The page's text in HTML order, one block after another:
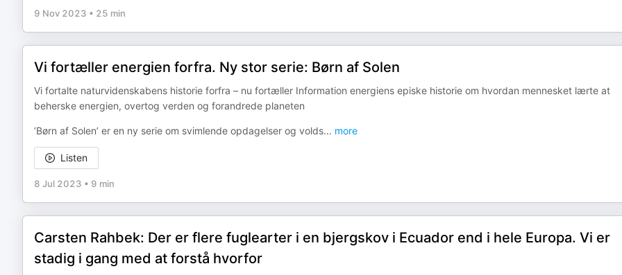
9 Nov 2023 • 25 min
Vi fortæller energien forfra. Ny stor serie: Børn af Solen
Vi fortalte naturvidenskabens historie forfra – nu fortæller Information energiens episke historie om hvordan mennesket lærte at
beherske energien, overtog verden og forandrede planeten
’Børn af Solen’ er en ny serie om svimlende opdagelser og volds... more
Listen
8 Jul 2023 • 9 min
Carsten Rahbek: Der er flere fuglearter i en bjergskov i Ecuador end i hele Europa. Vi er
stadig i gang med at forstå hvorfor